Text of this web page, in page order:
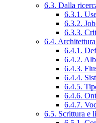
6.3. Dalla
6.3.1.
6.3.2.
6.3.3.
6.4.
6.4.1.
6.4.2.
6.4.3.
6.4.4.
6.4.5.
6.4.6.
6.4.7.
6.5. Scrittura e